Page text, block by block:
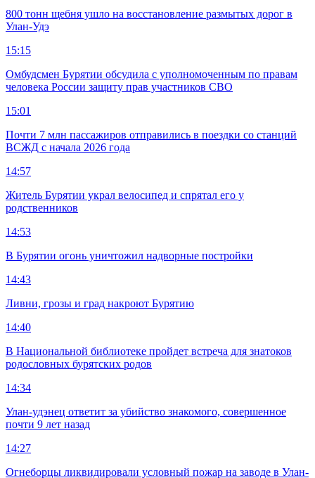
800 тонн щебня ушло на восстановление размытых дорог в
Улан-Удэ
15:15
Омбудсмен Бурятии обсудила с уполномоченным по правам
человека России защиту прав участников СВО
15:01
Почти 7 млн пассажиров отправились в поездки со станций
ВСЖД с начала 2026 года
14:57
Житель Бурятии украл велосипед и спрятал его у
родственников
14:53
В Бурятии огонь уничтожил надворные постройки
14:43
Ливни, грозы и град накроют Бурятию
14:40
В Национальной библиотеке пройдет встреча для знатоков
родословных бурятских родов
14:34
Улан-удэнец ответит за убийство знакомого, совершенное
почти 9 лет назад
14:27
Огнеборцы ликвидировали условный пожар на заводе в Улан-